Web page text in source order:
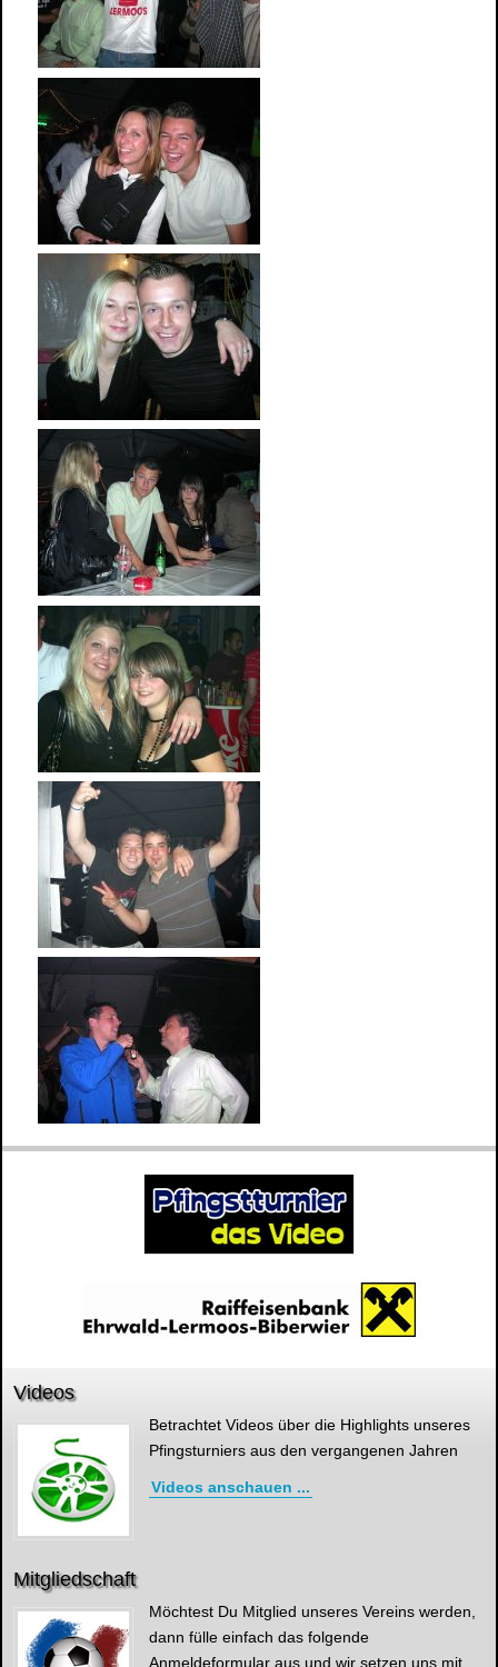
Videos
Betrachtet Videos über die Highlights unseres
Pfingsturniers aus den vergangenen Jahren
Videos anschauen ...
Mitgliedschaft
Möchtest Du Mitglied unseres Vereins werden,
dann fülle einfach das folgende
Anmeldeformular aus und wir setzen uns mit